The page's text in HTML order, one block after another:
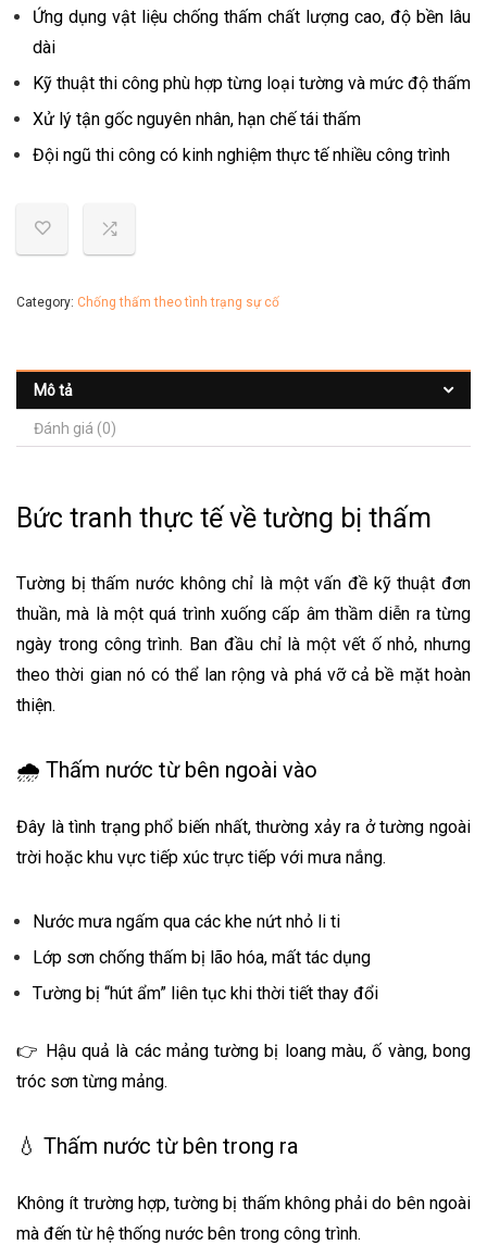
Ứng dụng vật liệu chống thấm chất lượng cao, độ bền lâu
dài
Kỹ thuật thi công phù hợp từng loại tường và mức độ thấm
Xử lý tận gốc nguyên nhân, hạn chế tái thấm
Đội ngũ thi công có kinh nghiệm thực tế nhiều công trình
Category: Chống thấm theo tình trạng sự cố
Mô tả
Đánh giá (0)
Bức tranh thực tế về tường bị thấm
Tường bị thấm nước không chỉ là một vấn đề kỹ thuật đơn
thuần, mà là một quá trình xuống cấp âm thầm diễn ra từng
ngày trong công trình. Ban đầu chỉ là một vết ố nhỏ, nhưng
theo thời gian nó có thể lan rộng và phá vỡ cả bề mặt hoàn
thiện.
🌧️ Thấm nước từ bên ngoài vào
Đây là tình trạng phổ biến nhất, thường xảy ra ở tường ngoài
trời hoặc khu vực tiếp xúc trực tiếp với mưa nắng.
Nước mưa ngấm qua các khe nứt nhỏ li ti
Lớp sơn chống thấm bị lão hóa, mất tác dụng
Tường bị “hút ẩm” liên tục khi thời tiết thay đổi
👉 Hậu quả là các mảng tường bị loang màu, ố vàng, bong
tróc sơn từng mảng.
💧 Thấm nước từ bên trong ra
Không ít trường hợp, tường bị thấm không phải do bên ngoài
mà đến từ hệ thống nước bên trong công trình.